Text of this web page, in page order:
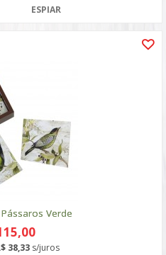
ESPIAR
Verde
38,33 s/juros